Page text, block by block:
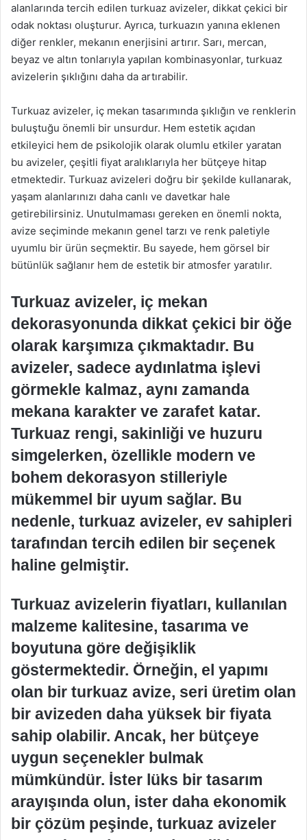
alanlarında tercih edilen turkuaz avizeler, dikkat çekici bir
odak noktası oluşturur. Ayrıca, turkuazın yanına eklenen
diğer renkler, mekanın enerjisini artırır. Sarı, mercan,
beyaz ve altın tonlarıyla yapılan kombinasyonlar, turkuaz
avizelerin şıklığını daha da artırabilir.
Turkuaz avizeler, iç mekan tasarımında şıklığın ve renklerin
buluştuğu önemli bir unsurdur. Hem estetik açıdan
etkileyici hem de psikolojik olarak olumlu etkiler yaratan
bu avizeler, çeşitli fiyat aralıklarıyla her bütçeye hitap
etmektedir. Turkuaz avizeleri doğru bir şekilde kullanarak,
yaşam alanlarınızı daha canlı ve davetkar hale
getirebilirsiniz. Unutulmaması gereken en önemli nokta,
avize seçiminde mekanın genel tarzı ve renk paletiyle
uyumlu bir ürün seçmektir. Bu sayede, hem görsel bir
bütünlük sağlanır hem de estetik bir atmosfer yaratılır.
Turkuaz avizeler, iç mekan
dekorasyonunda dikkat çekici bir öğe
olarak karşımıza çıkmaktadır. Bu
avizeler, sadece aydınlatma işlevi
görmekle kalmaz, aynı zamanda
mekana karakter ve zarafet katar.
Turkuaz rengi, sakinliği ve huzuru
simgelerken, özellikle modern ve
bohem dekorasyon stilleriyle
mükemmel bir uyum sağlar. Bu
nedenle, turkuaz avizeler, ev sahipleri
tarafından tercih edilen bir seçenek
haline gelmiştir.
Turkuaz avizelerin fiyatları, kullanılan
malzeme kalitesine, tasarıma ve
boyutuna göre değişiklik
göstermektedir. Örneğin, el yapımı
olan bir turkuaz avize, seri üretim olan
bir avizeden daha yüksek bir fiyata
sahip olabilir. Ancak, her bütçeye
uygun seçenekler bulmak
mümkündür. İster lüks bir tasarım
arayışında olun, ister daha ekonomik
bir çözüm peşinde, turkuaz avizeler